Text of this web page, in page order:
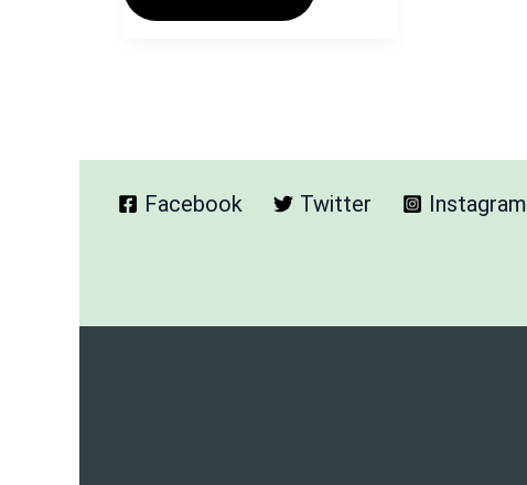
Excel
बदलें
Facebook Twitter Instagram